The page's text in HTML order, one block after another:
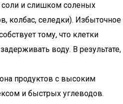
соли и слишком соленых
колбас, селедки). Избыточное
тому, что клетки
воду. В результате,
продуктов с высоким
и быстрых углеводов.